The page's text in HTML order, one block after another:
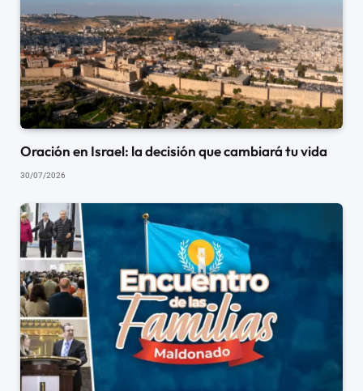
Oración en Israel: la decisión que cambiará tu vida
30/07/2026